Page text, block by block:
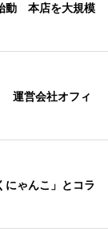
動 本店を大規模
運営会社オフィ
にゃんこ」とコラ